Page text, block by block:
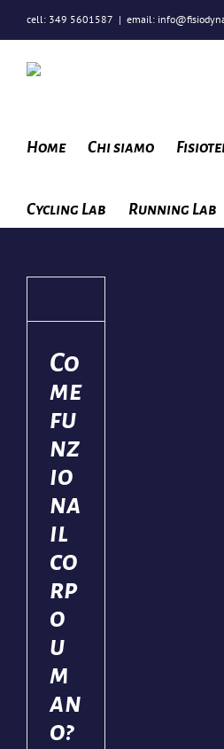
contenuto
cell: 349 5601587 | email:
Home Chi siamo
Cycling Lab Running Lab
Co
me
fu
nz
io
na
il
co
rp
o
u
m
an
o?